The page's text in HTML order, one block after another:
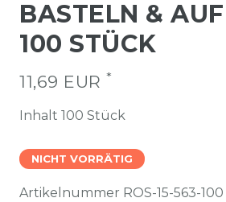
BASTELN &
100 STÜCK
11,69 EUR *
Inhalt 100 Stück
NICHT VORRÄTIG
Artikelnummer ROS-15-563-100